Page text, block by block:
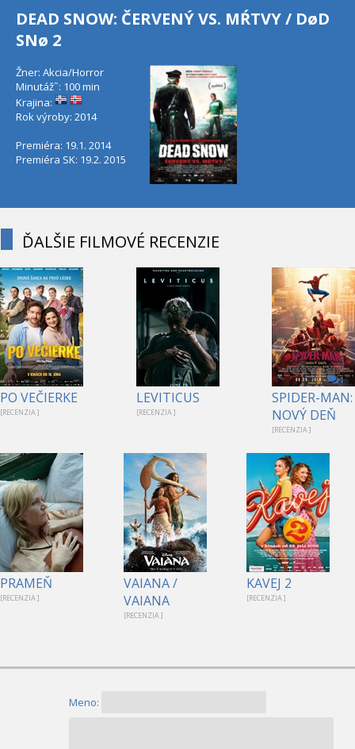
DEAD SNOW: ČERVENÝ VS. MŔTVY / DøD
SNø 2
Žner: Akcia/Horror
Minutáž˝: 100 min
Krajina:
Rok výroby: 2014
Premiéra: 19.1. 2014
Premiéra SK: 19.2. 2015
ĎALŠIE FILMOVÉ RECENZIE
PO VEČIERKE
[RECENZIA ]
LEVITICUS
[RECENZIA ]
1
SPIDER-MAN:
NOVÝ DEŇ
[RECENZIA ]
PRAMEŇ
[RECENZIA ]
VAIANA /
VAIANA
[RECENZIA ]
KAVEJ 2
[RECENZIA ]
Meno: